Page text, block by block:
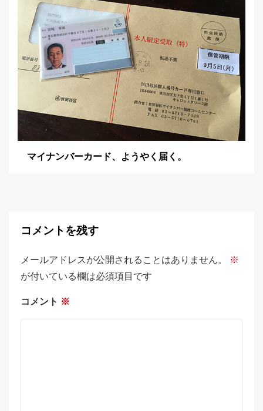
マイナンバーカード、ようやく届く。
コメントを残す
メールアドレスが公開されることはありません。
※
が付いている欄は必須項目です
コメント ※